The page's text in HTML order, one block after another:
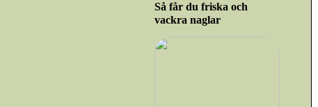
Så får du friska och
vackra naglar